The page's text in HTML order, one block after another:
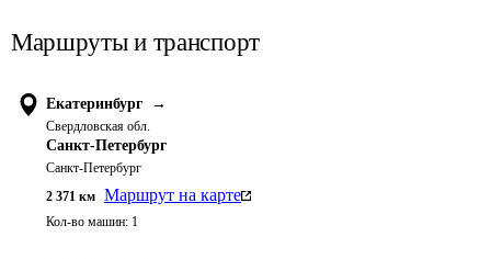
Маршруты и транспорт
Екатеринбург →
Свердловская обл.
Санкт-Петербург
Санкт-Петербург
2 371 км Маршрут на карте
Кол-во машин: 1